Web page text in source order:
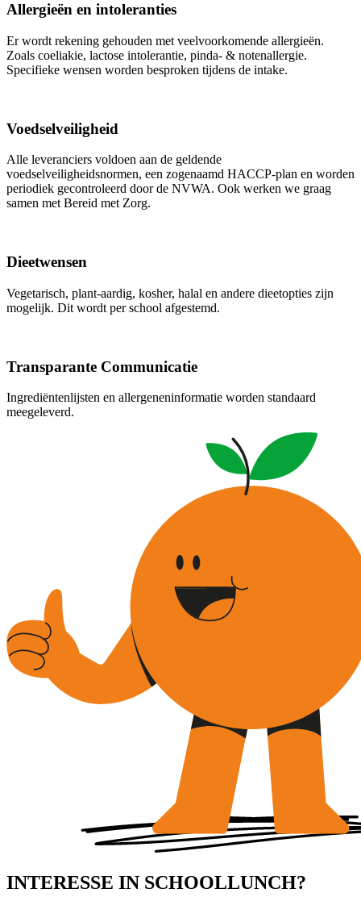
Allergieën en intoleranties
Er wordt rekening gehouden met veelvoorkomende allergieën.
Zoals coeliakie, lactose intolerantie, pinda- & notenallergie.
Specifieke wensen worden besproken tijdens de intake.
Voedselveiligheid
Alle leveranciers voldoen aan de geldende
voedselveiligheidsnormen, een zogenaamd HACCP-plan en worden
periodiek gecontroleerd door de NVWA. Ook werken we graag
samen met Bereid met Zorg.
Dieetwensen
Vegetarisch, plant-aardig, kosher, halal en andere dieetopties zijn
mogelijk. Dit wordt per school afgestemd.
Transparante Communicatie
Ingrediëntenlijsten en allergeneninformatie worden standaard
meegeleverd.
INTERESSE IN SCHOOLLUNCH?